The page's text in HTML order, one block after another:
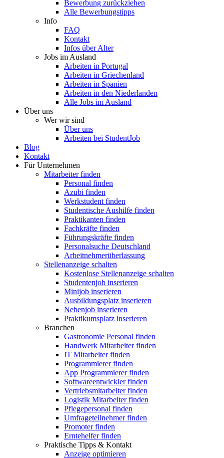
Bewerbung zurückziehen
Alle Bewerbungstipps
Info
FAQ
Kontakt
Infos über Alter
Jobs im Ausland
Arbeiten in Portugal
Arbeiten in Griechenland
Arbeiten in Spanien
Arbeiten in den Niederlanden
Alle Jobs im Ausland
Über uns
Wer wir sind
Über uns
Arbeiten bei StudentJob
Blog
Kontakt
Für Unternehmen
Mitarbeiter finden
Personal finden
Azubi finden
Werkstudent finden
Studentische Aushilfe finden
Praktikanten finden
Fachkräfte finden
Führungskräfte finden
Personalsuche Deutschland
Arbeitnehmerüberlassung
Stellenanzeige schalten
Kostenlose Stellenanzeige schalten
Studentenjob inserieren
Minijob inserieren
Ausbildungsplatz inserieren
Nebenjob inserieren
Praktikumsplatz inserieren
Branchen
Gastronomie Personal finden
Handwerk Mitarbeiter finden
IT Mitarbeiter finden
Programmierer finden
App Programmierer finden
Softwareentwickler finden
Vertriebsmitarbeiter finden
Logistik Mitarbeiter finden
Pflegepersonal finden
Umfrageteilnehmer finden
Promoter finden
Erntehelfer finden
Praktische Tipps & Kontakt
Anzeige optimieren